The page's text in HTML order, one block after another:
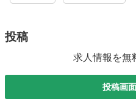
投稿
求人情報を無
投稿画